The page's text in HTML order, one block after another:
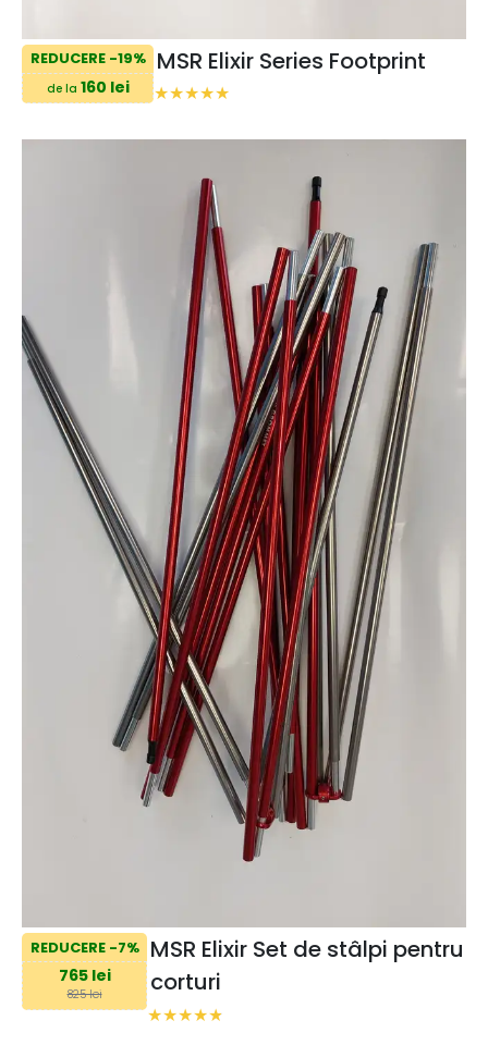
REDUCERE -19%
de la 160 lei
MSR Elixir Series Footprint
REDUCERE -7%
765 lei
825 lei
MSR Elixir Set de stâlpi pentru
corturi